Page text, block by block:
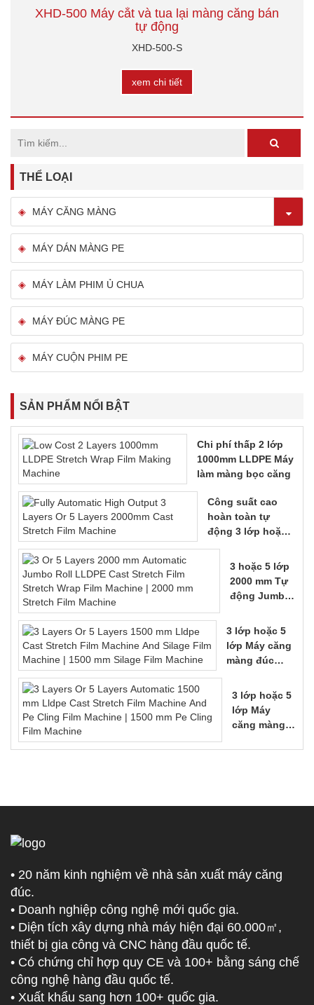
XHD-500 Máy cắt và tua lại màng căng bán
tự động
XHD-500-S
xem chi tiết
THỂ LOẠI
MÁY CĂNG MÀNG
MÁY DÁN MÀNG PE
MÁY LÀM PHIM Ủ CHUA
MÁY ĐÚC MÀNG PE
MÁY CUỘN PHIM PE
SẢN PHẨM NỔI BẬT
Chi phí thấp 2 lớp
1000mm LLDPE Máy
làm màng bọc căng
Công suất cao
hoàn toàn tự
động 3 lớp hoặc 5
2000mm3 hoặc 5 lớp
2000 mm Tự
động Jumbo
Cast Stretch
Film Stretch
Film Machine
| Máy căng
mm
3 lớp hoặc 5
lớp Máy căng
màng đúc
mm và máy
làm phim ủ
chua | Máy
làm phim ủ
chua 1500 mm
3 lớp hoặc 5
lớp Máy
căng màng
động 1500
• 20 năm kinh nghiệm về nhà sản xuất máy căng
đúc.
• Doanh nghiệp công nghệ mới quốc gia.
• Diện tích xây dựng nhà máy hiện đại 60.000㎡,
thiết bị gia công và CNC hàng đầu quốc tế.
• Có chứng chỉ hợp quy CE và 100+ bằng sáng chế
công nghệ hàng đầu quốc tế.
• Xuất khẩu sang hơn 100+ quốc gia.